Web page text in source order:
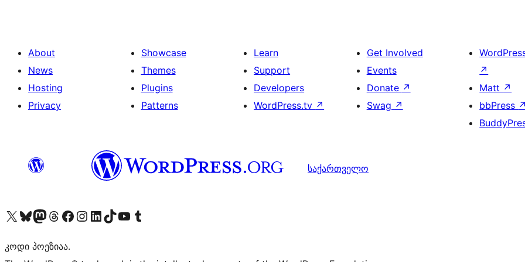
About
News
Hosting
Privacy
Showcase
Themes
Plugins
Patterns
Learn
Support
Developers
WordPress.tv ↗
Get Involved
Events
Donate ↗
Swag ↗
↗
Matt ↗
bbPress ↗
საქართველო
Visit our X (formerly Twitter) account
Visit our Bluesky account
Visit our Mastodon account
Visit our Threads account
Visit our Facebook page
Visit our Instagram account
Visit our LinkedIn account
Visit our TikTok account
Visit our YouTube channel
Visit our Tumblr account
კოდი პოეზიაა.